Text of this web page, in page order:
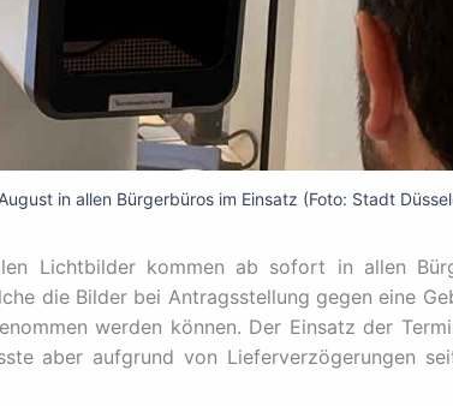
in allen Bürgerbüros im Einsatz (Foto: Stadt
Lichtbilder kommen ab sofort in allen
die Bilder bei Antragsstellung gegen eine
werden können. Der Einsatz der
aber aufgrund von Lieferverzögerungen